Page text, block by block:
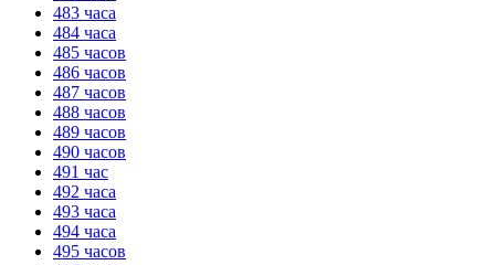
483 часа
484 часа
485 часов
486 часов
487 часов
488 часов
489 часов
490 часов
491 час
492 часа
493 часа
494 часа
495 часов